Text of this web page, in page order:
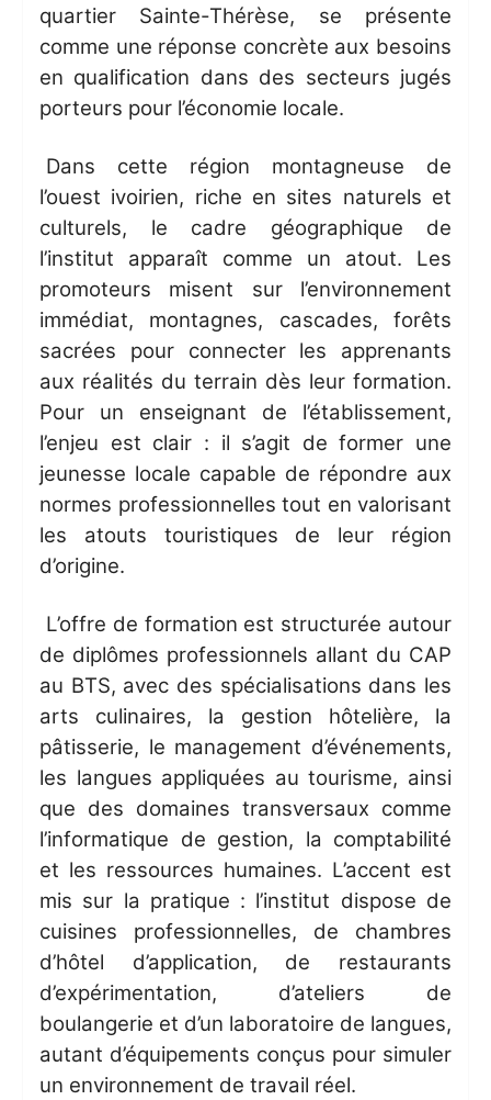
quartier Sainte-Thérèse, se présente
comme une réponse concrète aux besoins
en qualification dans des secteurs jugés
porteurs pour l’économie locale.
Dans cette région montagneuse de
l’ouest ivoirien, riche en sites naturels et
culturels, le cadre géographique de
l’institut apparaît comme un atout. Les
promoteurs misent sur l’environnement
immédiat, montagnes, cascades, forêts
sacrées pour connecter les apprenants
aux réalités du terrain dès leur formation.
Pour un enseignant de l’établissement,
l’enjeu est clair : il s’agit de former une
jeunesse locale capable de répondre aux
normes professionnelles tout en valorisant
les atouts touristiques de leur région
d’origine.
L’offre de formation est structurée autour
de diplômes professionnels allant du CAP
au BTS, avec des spécialisations dans les
arts culinaires, la gestion hôtelière, la
pâtisserie, le management d’événements,
les langues appliquées au tourisme, ainsi
que des domaines transversaux comme
l’informatique de gestion, la comptabilité
et les ressources humaines. L’accent est
mis sur la pratique : l’institut dispose de
cuisines professionnelles, de chambres
d’hôtel d’application, de restaurants
d’expérimentation, d’ateliers de
boulangerie et d’un laboratoire de langues,
autant d’équipements conçus pour simuler
un environnement de travail réel.